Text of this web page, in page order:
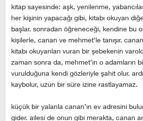
kitap sayesinde: aşk, yenilenme,
her kişinin yapacağı gibi, kitabı okuyan
başlar. sonradan öğreneceği, kendine bu
kişilerle, canan ve mehmet’le tanışır.
kitabı okuyanları vuran bir şebekenin
zaman sonra da, mehmet’in o adamların
vurulduğuna kendi gözleriyle şahit olur.
kaybolur, uzun bir süre izine rastlayamaz.
küçük bir yalanla canan’ın ev adresini
gider. ailesi de onun gibi merakta, canan